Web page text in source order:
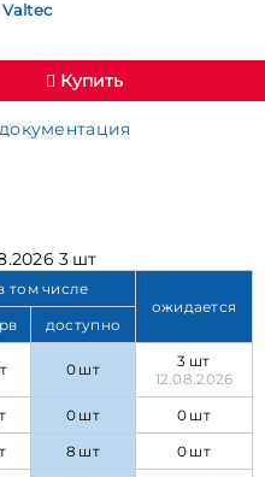
Valtec
Купить
3 шт
том числе
ожидается
доступно
0 шт
3 шт
12.08.2026
0 шт
0 шт
8 шт
0 шт